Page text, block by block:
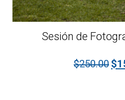
Sesión de
$250.00 El
$